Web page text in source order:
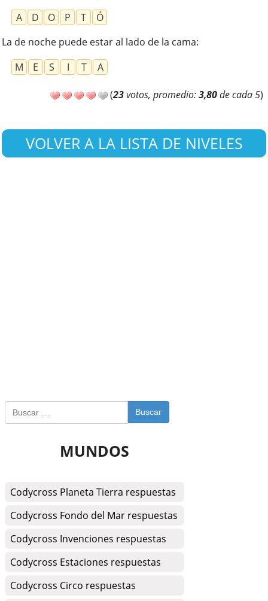
A
D O P T
Ó
La de noche puede estar al lado de la cama:
M
E S I T A
(23votos, promedio:3,80de cada 5)
VOLVER A LA LISTA DE NIVELES
Buscar
MUNDOS
Codycross Planeta Tierra respuestas
Codycross Fondo del Mar respuestas
Codycross Invenciones respuestas
Codycross Estaciones respuestas
Codycross Circo respuestas